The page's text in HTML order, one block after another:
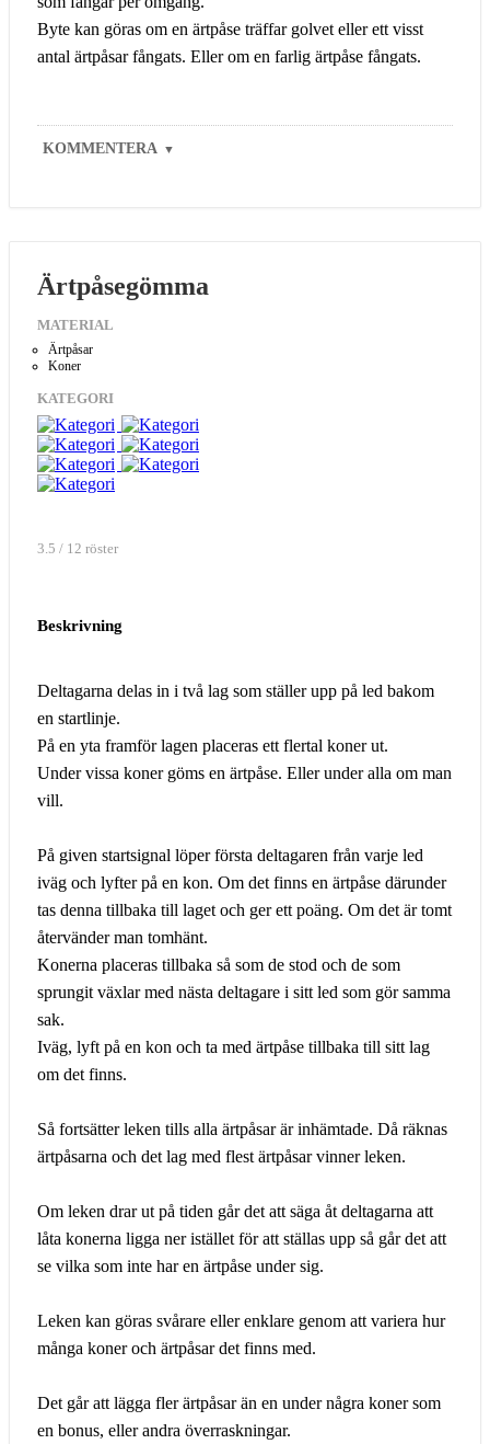
Byte kan göras om en ärtpåse träffar golvet eller ett visst
antal ärtpåsar fångats. Eller om en farlig ärtpåse fångats.
KOMMENTERA ▼
Ärtpåsegömma
MATERIAL
Ärtpåsar
Koner
KATEGORI
3.5 / 12 röster
Beskrivning
Deltagarna delas in i två lag som ställer upp på led bakom
en startlinje.
På en yta framför lagen placeras ett flertal koner ut.
Under vissa koner göms en ärtpåse. Eller under alla om man
vill.
På given startsignal löper första deltagaren från varje led
iväg och lyfter på en kon. Om det finns en ärtpåse därunder
tas denna tillbaka till laget och ger ett poäng. Om det är tomt
återvänder man tomhänt.
Konerna placeras tillbaka så som de stod och de som
sprungit växlar med nästa deltagare i sitt led som gör samma
sak.
Iväg, lyft på en kon och ta med ärtpåse tillbaka till sitt lag
om det finns.
Så fortsätter leken tills alla ärtpåsar är inhämtade. Då räknas
ärtpåsarna och det lag med flest ärtpåsar vinner leken.
Om leken drar ut på tiden går det att säga åt deltagarna att
låta konerna ligga ner istället för att ställas upp så går det att
se vilka som inte har en ärtpåse under sig.
Leken kan göras svårare eller enklare genom att variera hur
många koner och ärtpåsar det finns med.
Det går att lägga fler ärtpåsar än en under några koner som
en bonus, eller andra överraskningar.